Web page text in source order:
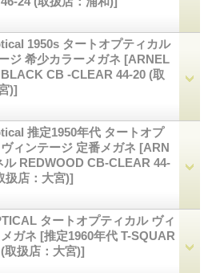
1950s タートオプティカル
ジ 希少カラーメガネ [ARNEL
CB -CLEAR 44-20 (取
)]
推定1950年代 タートオプ
ィンテージ 定番メガネ [ARN
ル REDWOOD CB-CLEAR 44-
扱店：大宮)]
タートオプティカル ヴィ
ガネ [推定1960年代 T-SQUAR
取扱店：大宮)]